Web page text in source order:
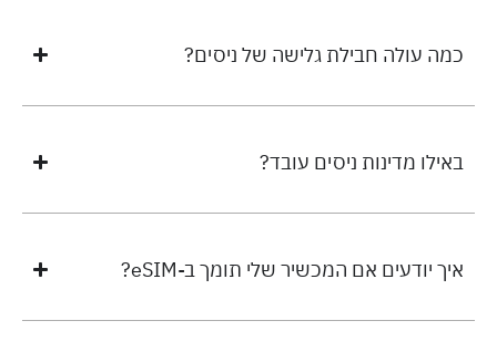
כמה עולה חבילת גלישה של ניסים?
באילו מדינות ניסים עובד?
איך יודעים אם המכשיר שלי תומך ב-eSIM?